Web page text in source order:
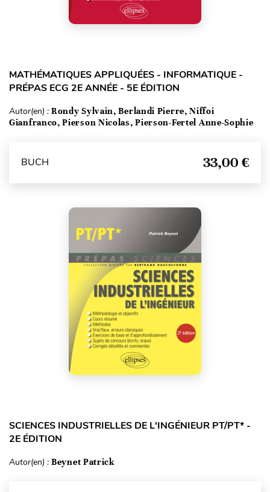
MATHÉMATIQUES APPLIQUÉES - INFORMATIQUE -
PRÉPAS ECG 2E ANNÉE - 5E ÉDITION
Autor(en) : Rondy Sylvain, Berlandi Pierre, Niffoi
Gianfranco, Pierson Nicolas, Pierson-Fertel Anne-Sophie
BUCH 33,00 €
SCIENCES INDUSTRIELLES DE L'INGÉNIEUR PT/PT* -
2E ÉDITION
Autor(en) : Beynet Patrick